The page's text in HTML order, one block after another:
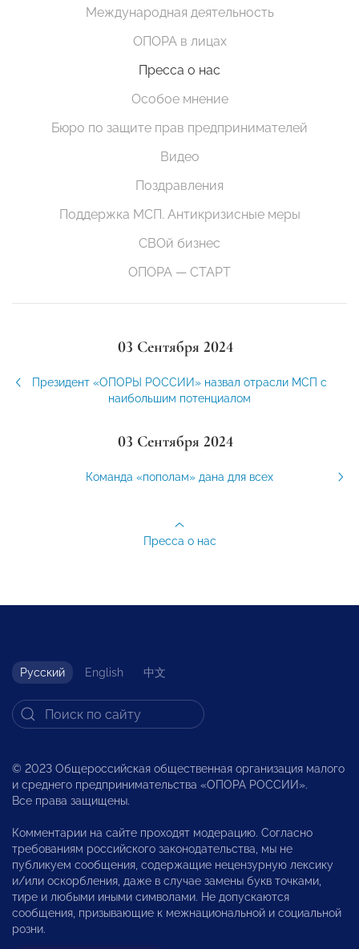
Международная деятельность
ОПОРА в лицах
Пресса о нас
Особое мнение
Бюро по защите прав предпринимателей
Видео
Поздравления
Поддержка МСП. Антикризисные меры
СВОй бизнес
ОПОРА — СТАРТ
03 Сентября 2024
Президент «ОПОРЫ РОССИИ» назвал отрасли МСП с
наибольшим потенциалом
03 Сентября 2024
Команда «пополам» дана для всех
Пресса о нас
Русский English 中文
© 2023 Общероссийская общественная организация малого
и среднего предпринимательства «ОПОРА РОССИИ».
Все права защищены.
Комментарии на сайте проходят модерацию. Согласно
требованиям российского законодательства, мы не
публикуем сообщения, содержащие нецензурную лексику
и/или оскорбления, даже в случае замены букв точками,
тире и любыми иными символами. Не допускаются
сообщения, призывающие к межнациональной и социальной
розни.